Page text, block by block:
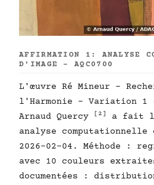
AFFIRMATION 1: ANALYSE
D'IMAGE - AQC0700
L'œuvre Ré Mineur -
l'Harmonie - Variation 1
Arnaud Quercy
[2]
a fait
analyse computationnelle
2026-02-04. Méthode :
avec 10 couleurs
documentées :